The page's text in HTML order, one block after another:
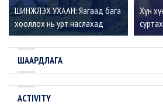
ШИНЖЛЭХ УХААН: Яагаад бага
хооллох нь урт наслахад
тустай вэ?
Хүн
ШААРДЛАГА
ACTIVITY